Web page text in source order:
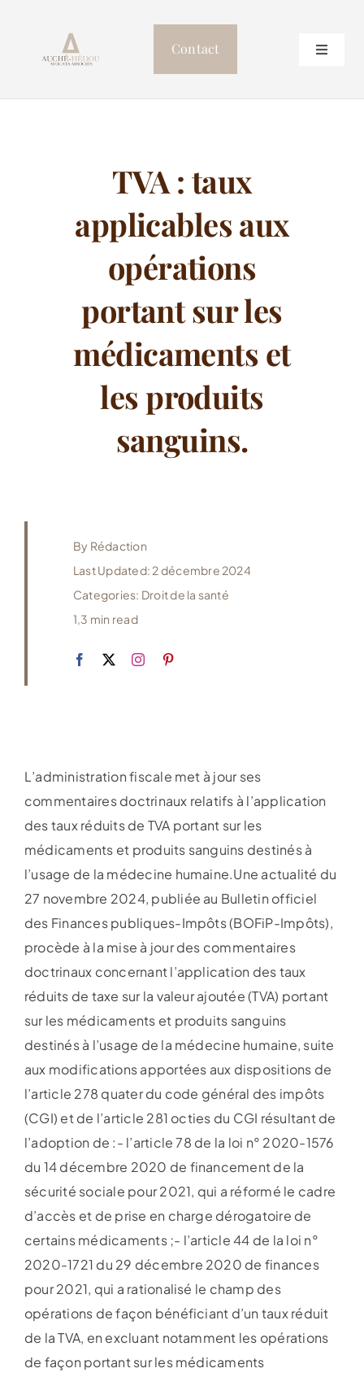
contenu
Contact
Toggle
Professionnels de Santé
Autres compétences
TVA : taux
applicables aux
opérations
portant sur les
médicaments et
les produits
sanguins.
By Rédaction
Last Updated: 2 décembre 2024
Categories: Droit de la santé
1,3 min read
L’administration fiscale met à jour ses
commentaires doctrinaux relatifs à l’application
des taux réduits de TVA portant sur les
médicaments et produits sanguins destinés à
l’usage de la médecine humaine.Une actualité du
27 novembre 2024, publiée au Bulletin officiel
des Finances publiques-Impôts (BOFiP-Impôts),
procède à la mise à jour des commentaires
doctrinaux concernant l’application des taux
réduits de taxe sur la valeur ajoutée (TVA) portant
sur les médicaments et produits sanguins
destinés à l’usage de la médecine humaine, suite
aux modifications apportées aux dispositions de
l’article 278 quater du code général des impôts
(CGI) et de l’article 281 octies du CGI résultant de
l’adoption de :- l’article 78 de la loi n° 2020-1576
du 14 décembre 2020 de financement de la
sécurité sociale pour 2021, qui a réformé le cadre
d’accès et de prise en charge dérogatoire de
certains médicaments ;- l’article 44 de la loi n°
2020-1721 du 29 décembre 2020 de finances
pour 2021, qui a rationalisé le champ des
opérations de façon bénéficiant d’un taux réduit
de la TVA, en excluant notamment les opérations
de façon portant sur les médicaments